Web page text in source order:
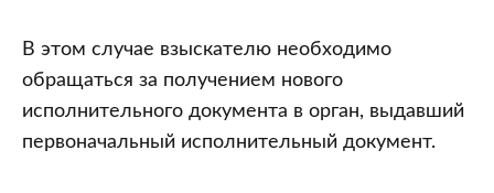
В этом случае взыскателю необходимо
обращаться за получением нового
исполнительного документа в орган, выдавший
первоначальный исполнительный документ.